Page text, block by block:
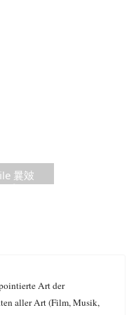
曩㿰
Art der
aller Art (Film, Musik,